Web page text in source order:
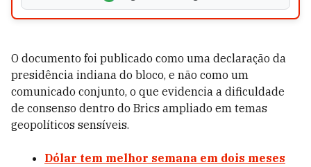
O documento foi publicado como uma declaração da
presidência indiana do bloco, e não como um
comunicado conjunto, o que evidencia a dificuldade
de consenso dentro do Brics ampliado em temas
geopolíticos sensíveis.
Dólar tem melhor semana em dois meses